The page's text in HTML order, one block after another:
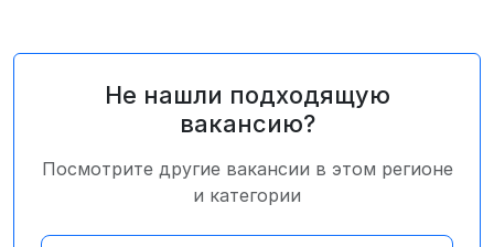
Не нашли подходящую
вакансию?
Посмотрите другие вакансии в этом регионе
и категории